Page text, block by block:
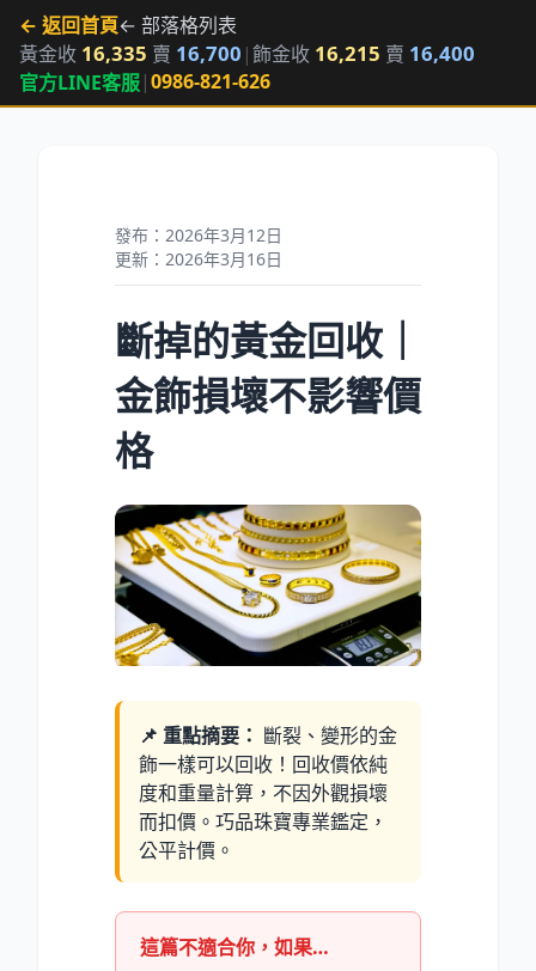
← 返回首頁← 部落格列表
黃金收 16,335 賣 16,700 |飾金收 16,215 賣 16,400
官方LINE客服|0986-821-626
發布：2026年3月12日
更新：2026年3月16日
斷掉的黃金回收｜
金飾損壞不影響價
格
📌 重點摘要： 斷裂、變形的金
飾一樣可以回收！回收價依純
度和重量計算，不因外觀損壞
而扣價。巧品珠寶專業鑑定，
公平計價。
這篇不適合你，如果…